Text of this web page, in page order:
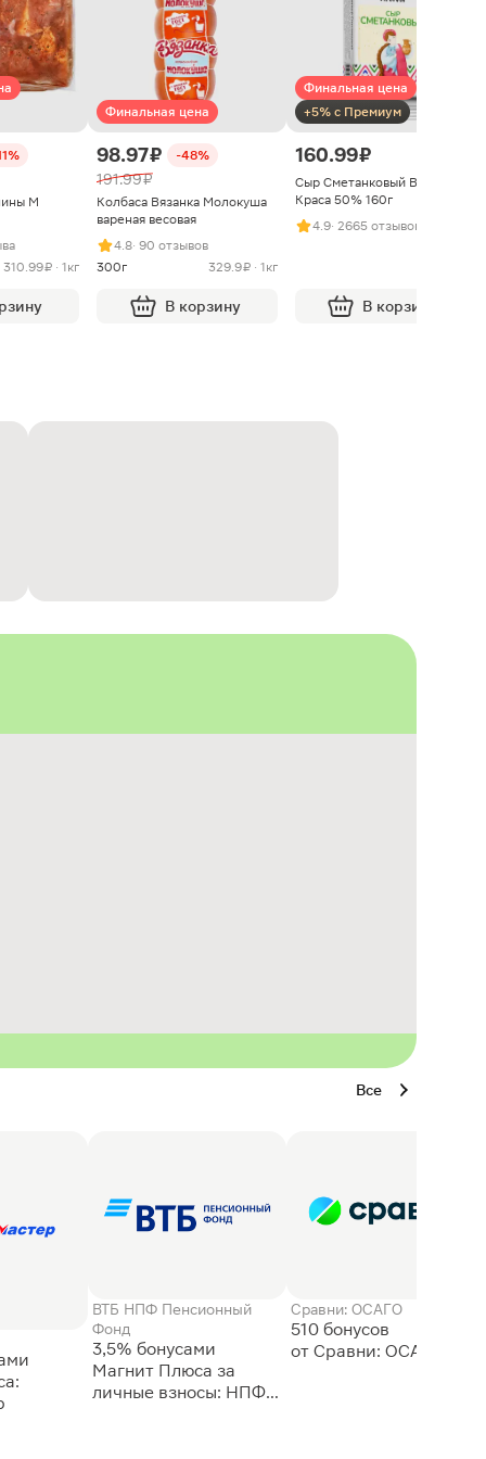
М
310.99 ₽ · 1кг
Финальная цена
98.97 ₽ -48%
191.99 ₽
Колбаса Вязанка Молокуша
вареная весовая
4.8· 90 отзывов
300г
329.9 ₽ · 1кг
В корзину
Финальная цена
+5% с Премиум
160.99 ₽
Сыр Сметанковый Варвара
Краса 50% 160г
4.9· 2665 отзывов
В корзину
Все
ВТБ НПФ Пенсионный
Фонд
3,5% бонусами
Магнит Плюса за
личные взносы: НПФ
Сравни: ОСАГО
510 бонусов